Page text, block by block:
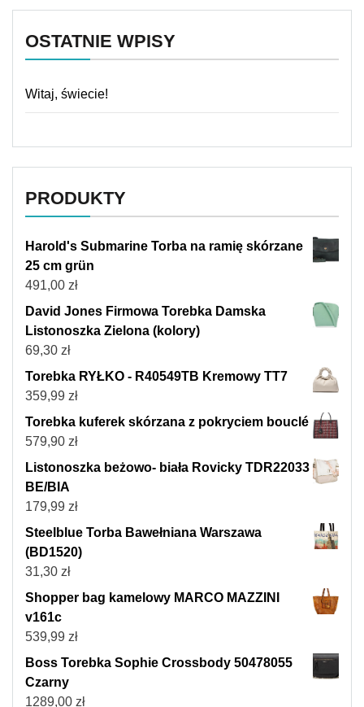
OSTATNIE WPISY
Witaj, świecie!
PRODUKTY
Harold's Submarine Torba na ramię skórzane
25 cm grün
491,00 zł
David Jones Firmowa Torebka Damska
Listonoszka Zielona (kolory)
69,30 zł
Torebka RYŁKO - R40549TB Kremowy TT7
359,99 zł
Torebka kuferek skórzana z pokryciem bouclé
579,90 zł
Listonoszka beżowo- biała Rovicky TDR22033
BE/BIA
179,99 zł
Steelblue Torba Bawełniana Warszawa
(BD1520)
31,30 zł
Shopper bag kamelowy MARCO MAZZINI
v161c
539,99 zł
Boss Torebka Sophie Crossbody 50478055
Czarny
1289,00 zł